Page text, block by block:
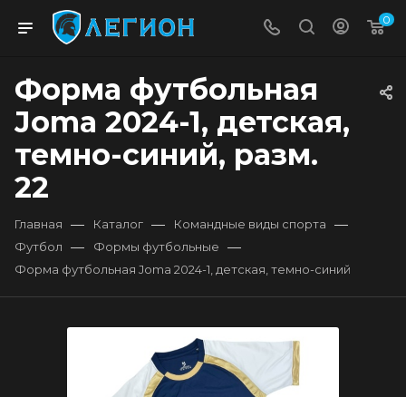
0
Форма футбольная
Joma 2024-1, детская,
темно-синий, разм.
22
Главная — Каталог — Командные виды спорта —
Футбол — Формы футбольные —
Форма футбольная Joma 2024-1, детская, темно-синий